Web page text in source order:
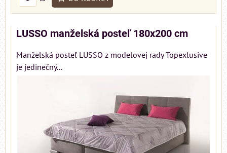
LUSSO manželská posteľ 180x200 cm
Manželská posteľ LUSSO z modelovej rady Topexlusive
je jedinečný...